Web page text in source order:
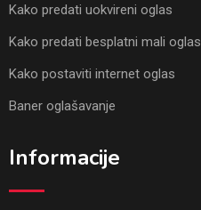
Kako predati uokvireni oglas
Kako predati besplatni mali oglas
Kako postaviti internet oglas
Baner oglašavanje
Informacije